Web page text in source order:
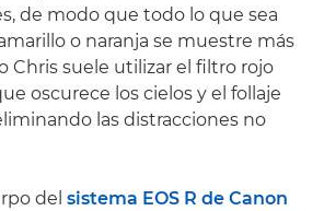
de modo que todo lo que sea
o naranja se muestre más
Chris suele utilizar el filtro rojo
oscurece los cielos y el follaje
las distracciones no
del sistema EOS R de Canon